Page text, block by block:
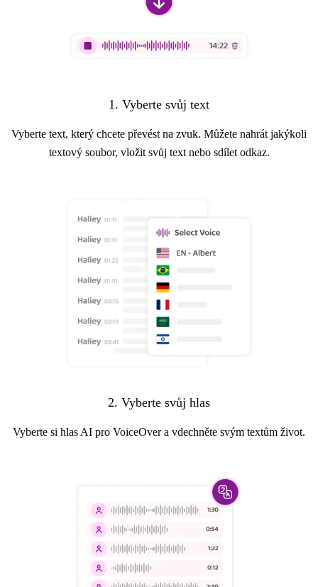
1. Vyberte svůj text
Vyberte text, který chcete převést na zvuk. Můžete nahrát jakýkoli
textový soubor, vložit svůj text nebo sdílet odkaz.
2. Vyberte svůj hlas
Vyberte si hlas AI pro VoiceOver a vdechněte svým textům život.